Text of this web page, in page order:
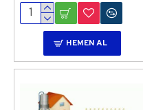
HEMEN AL